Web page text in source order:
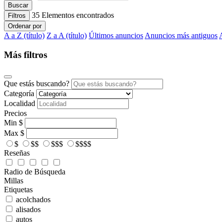
Buscar
Filtros
35 Elementos encontrados
Ordenar por
A a Z (título) Z a A (título) Últimos anuncios Anuncios más antiguos
Más filtros
Que estás buscando?
Categoría
Localidad
Precios
Min $
Max $
$
$$ $$$
$$$$
Reseñas
Radio de Búsqueda
Millas
Etiquetas
acolchados
alisados
autos